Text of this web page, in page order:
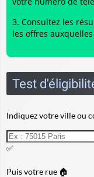
Consultez les
les offres
Test
Indiquez votre ville ou
✅
Puis votre rue 🏠